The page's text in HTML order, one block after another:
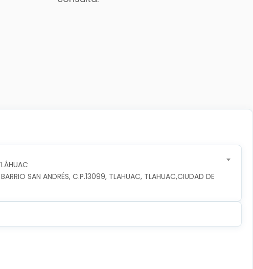
SAN ANDRÉS, C.P.13099, TLAHUAC, TLAHUAC,CIUDAD DE